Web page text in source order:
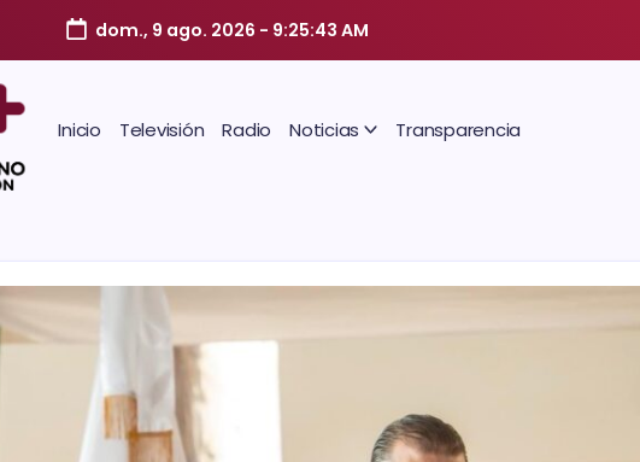
dom., 9 ago. 2026 - 9:25:43 AM
Inicio Televisión Radio Noticias Transparencia